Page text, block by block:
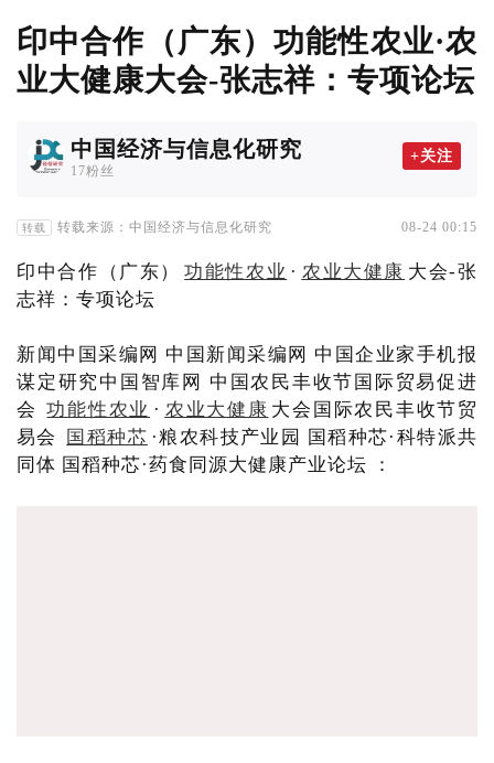
印中合作（广东）功能性农业·农
业大健康大会-张志祥：专项论坛
中国经济与信息化研究
17粉丝
+关注
转载 转载来源：中国经济与信息化研究 08-24 00:15
印中合作（广东） 功能性农业 · 农业大健康 大会-张
志祥：专项论坛
新闻中国采编网 中国新闻采编网 中国企业家手机报
谋定研究中国智库网 中国农民丰收节国际贸易促进
会
功能性农业 · 农业大健康 大会国际农民丰收节贸
易会
国稻种芯 ·粮农科技产业园 国稻种芯·科特派共
同体 国稻种芯·药食同源大健康产业论坛 ：